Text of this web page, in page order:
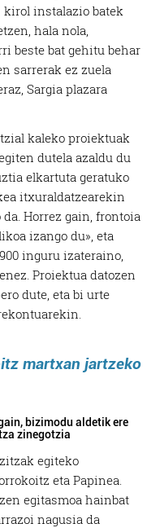
kirol instalazio batek
hala nola,
beste bat gehitu behar
sarrerak ez zuela
Sargia plazara
kaleko proiektuak
dutela azaldu du
elkartuta geratuko
itxuraldatzearekin
Horrez gain, frontoia
izango du», eta
inguru izateraino,
Proiektua datozen
dute, eta bi urte
martxan jartzeko
bizimodu aldetik ere
zinegotzia
egiteko
eta Papinea.
egitasmoa hainbat
nagusia da